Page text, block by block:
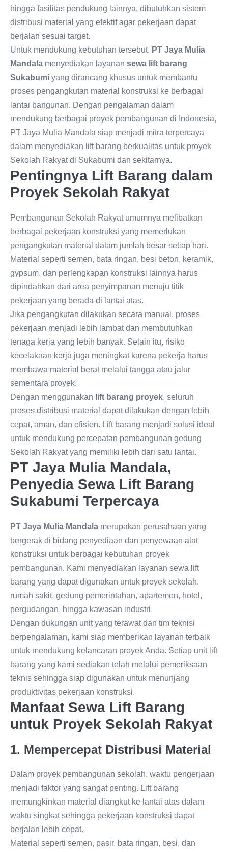
hingga fasilitas pendukung lainnya, dibutuhkan sistem
distribusi material yang efektif agar pekerjaan dapat
berjalan sesuai target.
Untuk mendukung kebutuhan tersebut, PT Jaya Mulia
Mandala menyediakan layanan sewa lift barang
Sukabumi yang dirancang khusus untuk membantu
proses pengangkutan material konstruksi ke berbagai
lantai bangunan. Dengan pengalaman dalam
mendukung berbagai proyek pembangunan di Indonesia,
PT Jaya Mulia Mandala siap menjadi mitra terpercaya
dalam menyediakan lift barang berkualitas untuk proyek
Sekolah Rakyat di Sukabumi dan sekitarnya.
Pentingnya Lift Barang dalam
Proyek Sekolah Rakyat
Pembangunan Sekolah Rakyat umumnya melibatkan
berbagai pekerjaan konstruksi yang memerlukan
pengangkutan material dalam jumlah besar setiap hari.
Material seperti semen, bata ringan, besi beton, keramik,
gypsum, dan perlengkapan konstruksi lainnya harus
dipindahkan dari area penyimpanan menuju titik
pekerjaan yang berada di lantai atas.
Jika pengangkutan dilakukan secara manual, proses
pekerjaan menjadi lebih lambat dan membutuhkan
tenaga kerja yang lebih banyak. Selain itu, risiko
kecelakaan kerja juga meningkat karena pekerja harus
membawa material berat melalui tangga atau jalur
sementara proyek.
Dengan menggunakan lift barang proyek, seluruh
proses distribusi material dapat dilakukan dengan lebih
cepat, aman, dan efisien. Lift barang menjadi solusi ideal
untuk mendukung percepatan pembangunan gedung
Sekolah Rakyat yang memiliki lebih dari satu lantai.
PT Jaya Mulia Mandala,
Penyedia Sewa Lift Barang
Sukabumi Terpercaya
PT Jaya Mulia Mandala merupakan perusahaan yang
bergerak di bidang penyediaan dan penyewaan alat
konstruksi untuk berbagai kebutuhan proyek
pembangunan. Kami menyediakan layanan sewa lift
barang yang dapat digunakan untuk proyek sekolah,
rumah sakit, gedung pemerintahan, apartemen, hotel,
pergudangan, hingga kawasan industri.
Dengan dukungan unit yang terawat dan tim teknisi
berpengalaman, kami siap memberikan layanan terbaik
untuk mendukung kelancaran proyek Anda. Setiap unit lift
barang yang kami sediakan telah melalui pemeriksaan
teknis sehingga siap digunakan untuk menunjang
produktivitas pekerjaan konstruksi.
Manfaat Sewa Lift Barang
untuk Proyek Sekolah Rakyat
1. Mempercepat Distribusi Material
Dalam proyek pembangunan sekolah, waktu pengerjaan
menjadi faktor yang sangat penting. Lift barang
memungkinkan material diangkut ke lantai atas dalam
waktu singkat sehingga pekerjaan konstruksi dapat
berjalan lebih cepat.
Material seperti semen, pasir, bata ringan, besi, dan